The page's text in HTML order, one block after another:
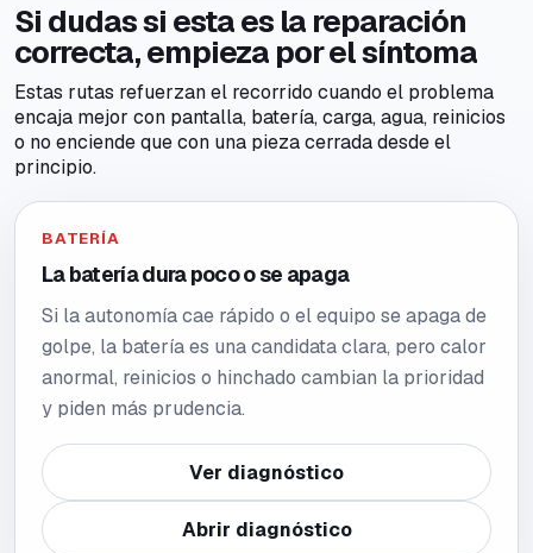
Si dudas si esta es la reparación
correcta, empieza por el síntoma
Estas rutas refuerzan el recorrido cuando el problema
encaja mejor con pantalla, batería, carga, agua, reinicios
o no enciende que con una pieza cerrada desde el
principio.
BATERÍA
La batería dura poco o se apaga
Si la autonomía cae rápido o el equipo se apaga de
golpe, la batería es una candidata clara, pero calor
anormal, reinicios o hinchado cambian la prioridad
y piden más prudencia.
Ver diagnóstico
Abrir diagnóstico